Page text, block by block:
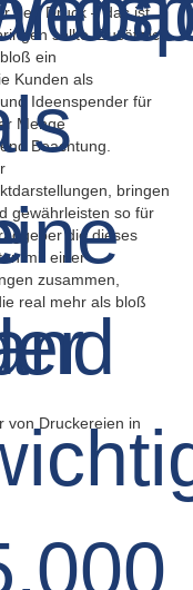
den Druck – das ist
sollte. Zusätzlich
ein
Kunden als
Ideenspender für
Menge
Beachtung.
bringen
gewährleisten so für
die dieses
mit einer
zusammen,
real mehr als bloß
von Druckereien in